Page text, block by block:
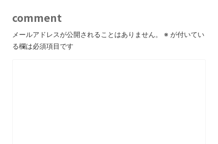
comment
メールアドレスが公開されることはありません。 ※ が付いてい
る欄は必須項目です